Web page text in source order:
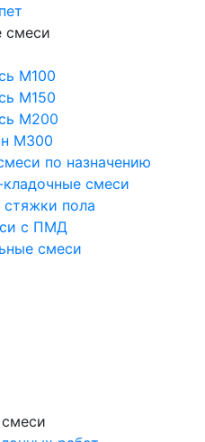
смеси
М100
М150
М200
М300
по назначению
смеси
пола
с ПМД
смеси